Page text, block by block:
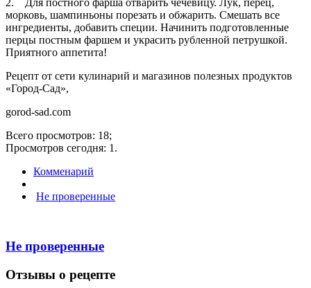
морковь, шампиньоны порезать и обжарить. Смешать все
ингредиенты, добавить специи. Начинить подготовленные
перцы постным фаршем и украсить рубленной петрушкой.
Приятного аппетита!
Рецепт от сети кулинарий и магазинов полезных продуктов
«Город-Сад»,
gorod-sad.com
Всего просмотров: 18;
Просмотров сегодня: 1.
Комменарий
Не проверенные
Не проверенные
Отзывы о рецепте